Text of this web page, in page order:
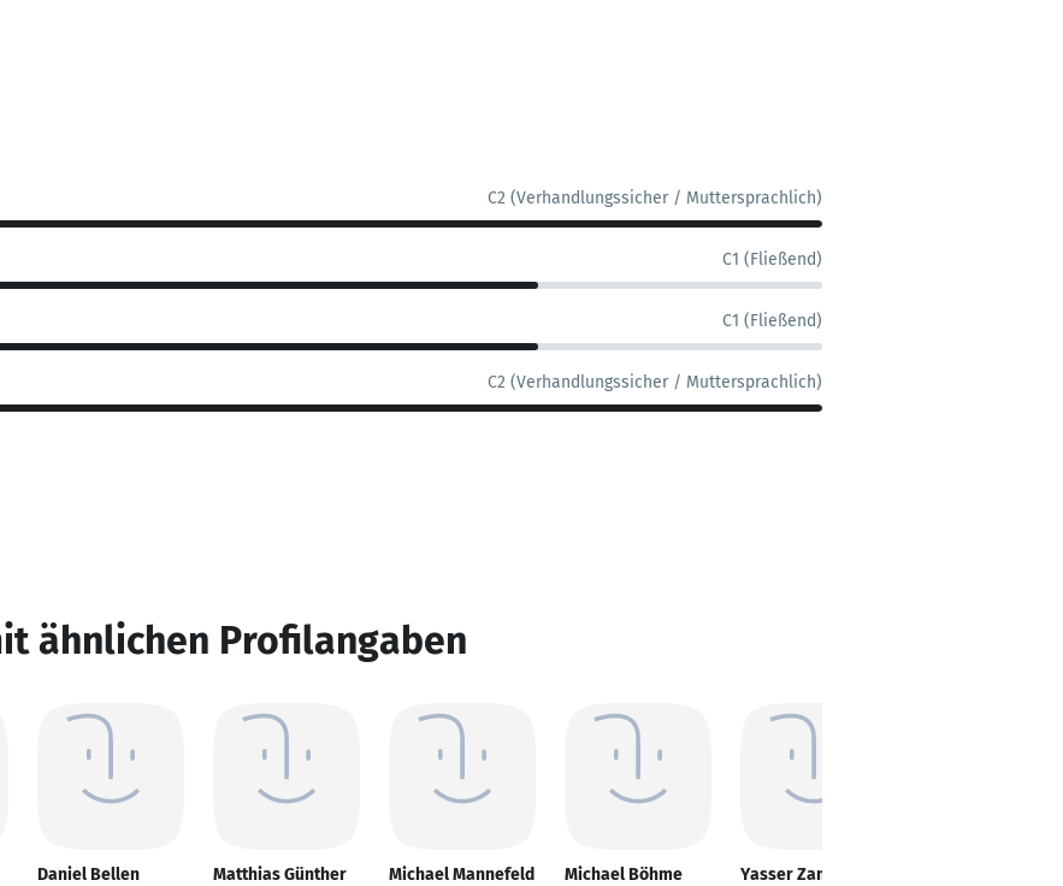
C2 (Verhandlungssicher / Muttersprachlich)
C1 (Fließend)
C1 (Fließend)
C2 (Verhandlungssicher / Muttersprachlich)
ähnlichen Profilangaben
Daniel Bellen Matthias Günther Michael Mannefeld Michael Böhme Yasser Zamani